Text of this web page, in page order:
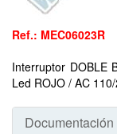
Ref.: MEC06023R
Interruptor DOBLE
Led ROJO / AC
Documentación